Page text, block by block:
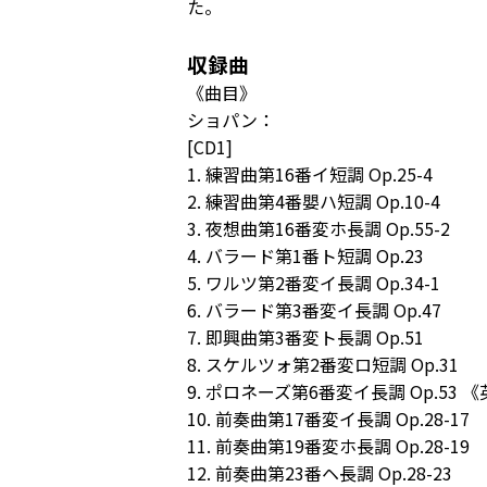
た。
収録曲
《曲目》
ショパン：
[CD1]
1. 練習曲第16番イ短調 Op.25-4
2. 練習曲第4番嬰ハ短調 Op.10-4
3. 夜想曲第16番変ホ長調 Op.55-2
4. バラード第1番ト短調 Op.23
5. ワルツ第2番変イ長調 Op.34-1
6. バラード第3番変イ長調 Op.47
7. 即興曲第3番変ト長調 Op.51
8. スケルツォ第2番変ロ短調 Op.31
9. ポロネーズ第6番変イ長調 Op.53 《
10. 前奏曲第17番変イ長調 Op.28-17
11. 前奏曲第19番変ホ長調 Op.28-19
12. 前奏曲第23番ヘ長調 Op.28-23